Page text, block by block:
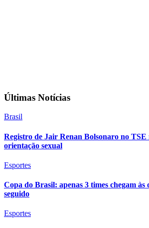
Últimas Notícias
Brasil
Registro de Jair Renan Bolsonaro no
orientação sexual
Esportes
Copa do Brasil: apenas 3 times chegam às
seguido
Esportes